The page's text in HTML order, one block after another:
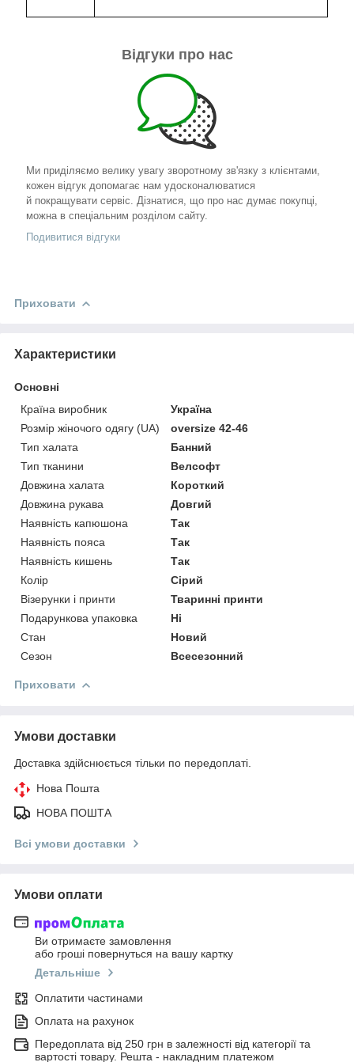
Відгуки про нас
Ми приділяємо велику увагу зворотному зв'язку з клієнтами,
кожен відгук допомагає нам удосконалюватися
й покращувати сервіс. Дізнатися, що про нас думає покупці,
можна в спеціальним розділом сайту.
Подивитися відгуки
Приховати
Характеристики
Основні
Країна виробник
Україна
Розмір жіночого одягу (UA)
oversize 42-46
Тип халата
Банний
Тип тканини
Велсофт
Довжина халата
Короткий
Довжина рукава
Довгий
Наявність капюшона
Так
Наявність пояса
Так
Наявність кишень
Так
Колір
Сірий
Візерунки і принти
Тваринні принти
Подарункова упаковка
Ні
Стан
Новий
Сезон
Всесезонний
Приховати
Умови доставки
Доставка здійснюється тільки по передоплаті.
Нова Пошта
НОВА ПОШТА
Всі умови доставки
Умови оплати
Ви отримаєте замовлення
або гроші повернуться на вашу картку
Детальніше
Оплатити частинами
Оплата на рахунок
Передоплата від 250 грн в залежності від категорії та
вартості товару. Решта - накладним платежом